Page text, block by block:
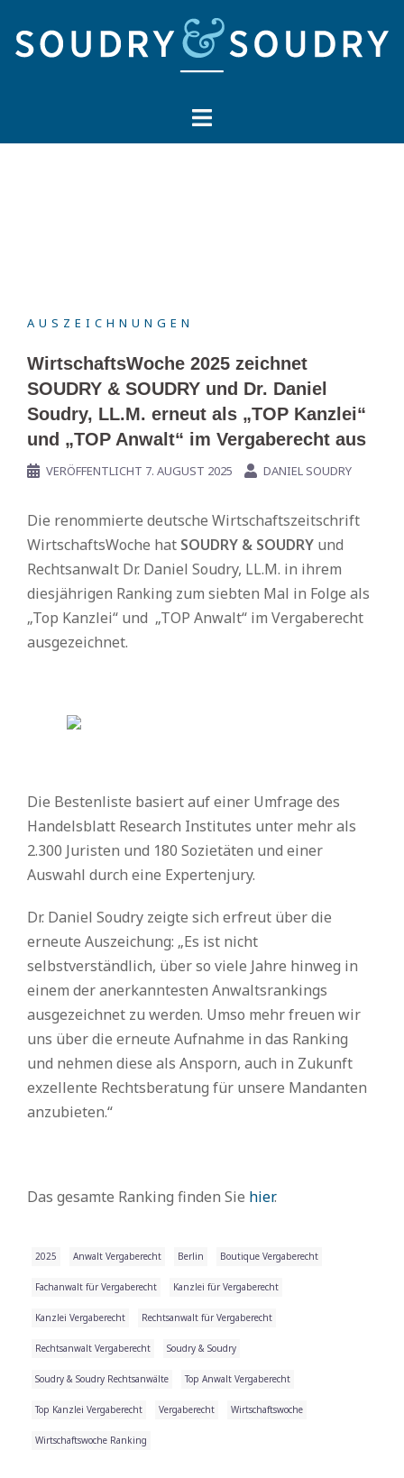
zum
Inhalt
AUSZEICHNUNGEN
WirtschaftsWoche 2025 zeichnet
SOUDRY & SOUDRY und Dr. Daniel
Soudry, LL.M. erneut als „TOP Kanzlei“
und „TOP Anwalt“ im Vergaberecht aus
VERÖFFENTLICHT 7. AUGUST 2025 DANIEL SOUDRY
Die renommierte deutsche Wirtschaftszeitschrift
WirtschaftsWoche hat SOUDRY & SOUDRY und
Rechtsanwalt Dr. Daniel Soudry, LL.M. in ihrem
diesjährigen Ranking zum siebten Mal in Folge als
„Top Kanzlei“ und „TOP Anwalt“ im Vergaberecht
ausgezeichnet.
Die Bestenliste basiert auf einer Umfrage des
Handelsblatt Research Institutes unter mehr als
2.300 Juristen und 180 Sozietäten und einer
Auswahl durch eine Expertenjury.
Dr. Daniel Soudry zeigte sich erfreut über die
erneute Auszeichung: „Es ist nicht
selbstverständlich, über so viele Jahre hinweg in
einem der anerkanntesten Anwaltsrankings
ausgezeichnet zu werden. Umso mehr freuen wir
uns über die erneute Aufnahme in das Ranking
und nehmen diese als Ansporn, auch in Zukunft
exzellente Rechtsberatung für unsere Mandanten
anzubieten.“
Das gesamte Ranking finden Sie hier.
2025 Anwalt Vergaberecht Berlin Boutique Vergaberecht
Fachanwalt für Vergaberecht Kanzlei für Vergaberecht
Kanzlei Vergaberecht Rechtsanwalt für Vergaberecht
Rechtsanwalt Vergaberecht Soudry & Soudry
Soudry & Soudry Rechtsanwälte Top Anwalt Vergaberecht
Top Kanzlei Vergaberecht Vergaberecht Wirtschaftswoche
Wirtschaftswoche Ranking